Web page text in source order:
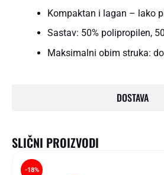
DOSTAVA
Kompaktan i lagan – lako
Sastav: 50% polipropilen,
Maksimalni obim struka:
SLIČNI PROIZVODI
-18%